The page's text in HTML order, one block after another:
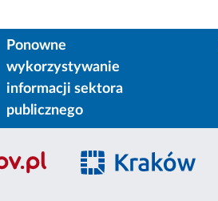
Ponowne
wykorzystywanie
informacji sektora
publicznego